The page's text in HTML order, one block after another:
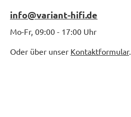
info@variant-hifi.de
Mo-Fr, 09:00 - 17:00 Uhr
Oder über unser Kontaktformular.